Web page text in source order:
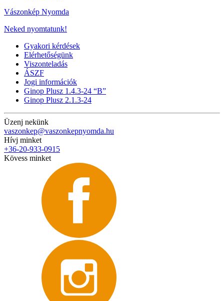
Vászonkép Nyomda
Neked nyomtatunk!
Gyakori kérdések
Elérhetőségünk
Viszonteladás
ÁSZF
Jogi információk
Ginop Plusz 1.4.3-24 “B”
Ginop Plusz 2.1.3-24
Üzenj nekünk
vaszonkep@vaszonkepnyomda.hu
Hívj minket
+36-20-933-0915
Kövess minket